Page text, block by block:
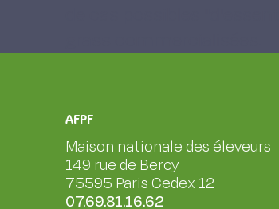
AFPF
Maison nationale des éleveurs
149 rue de Bercy
75595 Paris Cedex 12
07.69.81.16.62